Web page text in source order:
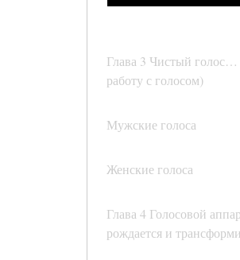
Глава 3 Чистый
работу с голосом)
Мужские голоса
Женские голоса
Глава 4 Голосовой
рождается и